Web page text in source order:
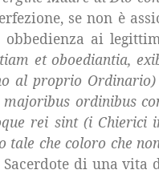
se non è
ai
et oboediantia,
al proprio Ordinario)
ordinibus
rei sint (i
che coloro che
di una